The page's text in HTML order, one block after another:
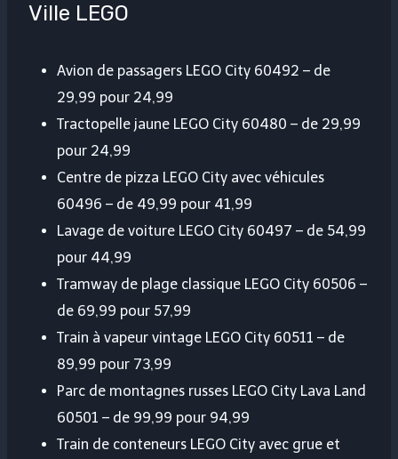
Ville LEGO
Avion de passagers LEGO City 60492 – de
29,99 pour 24,99
Tractopelle jaune LEGO City 60480 – de 29,99
pour 24,99
Centre de pizza LEGO City avec véhicules
60496 – de 49,99 pour 41,99
Lavage de voiture LEGO City 60497 – de 54,99
pour 44,99
Tramway de plage classique LEGO City 60506 –
de 69,99 pour 57,99
Train à vapeur vintage LEGO City 60511 – de
89,99 pour 73,99
Parc de montagnes russes LEGO City Lava Land
60501 – de 99,99 pour 94,99
Train de conteneurs LEGO City avec grue et